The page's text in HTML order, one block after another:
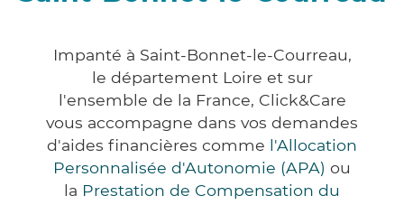
Impanté à Saint-Bonnet-le-Courreau,
le département Loire et sur
l'ensemble de la France, Click&Care
vous accompagne dans vos demandes
d'aides financières comme l'Allocation
Personnalisée d'Autonomie (APA) ou
la Prestation de Compensation du